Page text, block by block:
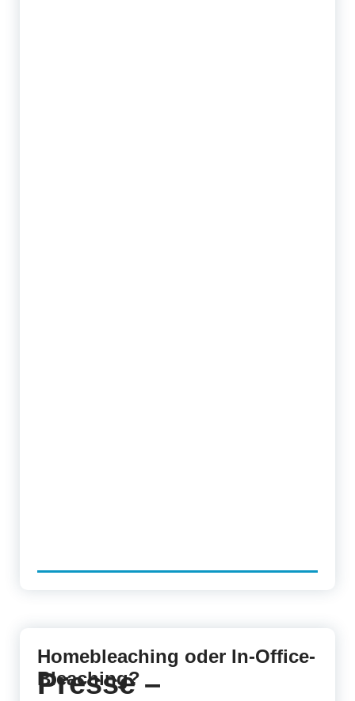
Homebleaching oder In-Office-
Bleaching?
Presse –